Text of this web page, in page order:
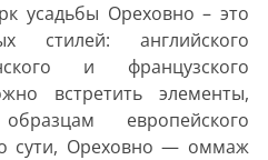
усадьбы Ореховно – это
стилей: английского
и французского
встретить элементы,
европейского
сути, Ореховно — оммаж